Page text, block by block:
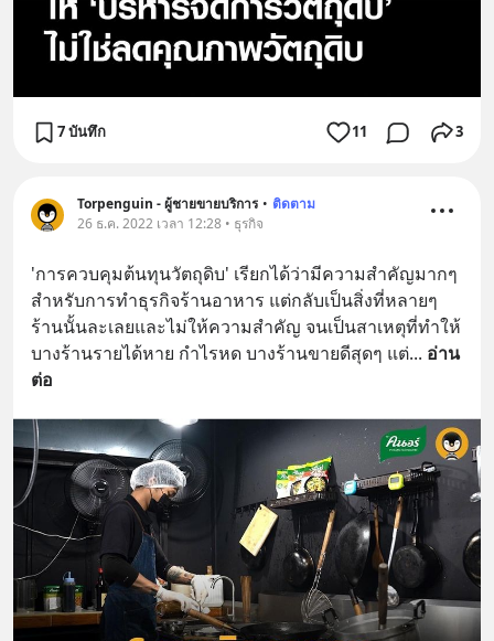
7 บันทึก 11 3
Torpenguin - ผู้ชายขายบริการ • ติดตาม
26 ธ.ค. 2022 เวลา 12:28 • ธุรกิจ
'การควบคุมต้นทุนวัตถุดิบ' เรียกได้ว่ามีความสำคัญมากๆ
สำหรับการทำธุรกิจร้านอาหาร แต่กลับเป็นสิ่งที่หลายๆ
ร้านนั้นละเลยและไม่ให้ความสำคัญ จนเป็นสาเหตุที่ทำให้
บางร้านรายได้หาย กำไรหด บางร้านขายดีสุดๆ แต่... อ่าน
ต่อ